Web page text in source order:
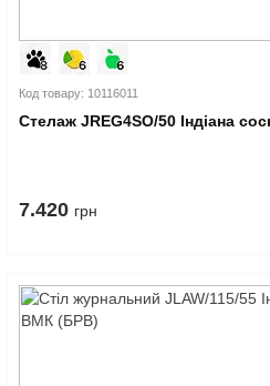
Код товару: 10116011
Стелаж JREG4SO/50 Індіана
7.420 грн